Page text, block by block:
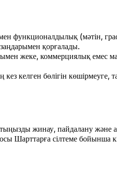
функционалдылық (мәтін,
қорғалады.
жеке, коммерциялық емес
келген бөлігін
жинау, пайдалану және
Шарттарға сілтеме бойынша